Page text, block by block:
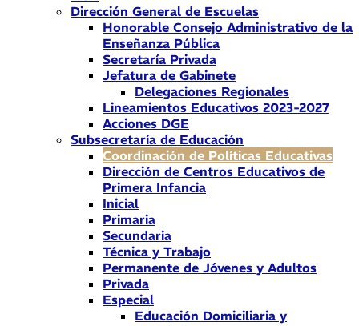
Dirección General de Escuelas
Honorable Consejo Administrativo de la
Enseñanza Pública
Secretaría Privada
Jefatura de Gabinete
Delegaciones Regionales
Lineamientos Educativos 2023-2027
Acciones DGE
Subsecretaría de Educación
Coordinación de Políticas Educativas
Dirección de Centros Educativos de
Primera Infancia
Inicial
Primaria
Secundaria
Técnica y Trabajo
Permanente de Jóvenes y Adultos
Privada
Especial
Educación Domiciliaria y